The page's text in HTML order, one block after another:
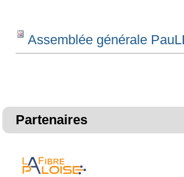
Assemblée générale
Partenaires